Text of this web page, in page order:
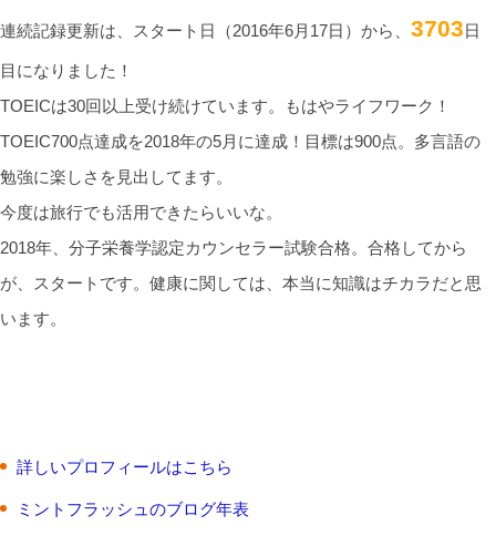
連続記録更新は、スタート日（2016年6月17日）から、 3703日
目になりました！
TOEICは30回以上受け続けています。もはやライフワーク！
TOEIC700点達成を2018年の5月に達成！目標は900点。多言語の
勉強に楽しさを見出してます。
今度は旅行でも活用できたらいいな。
2018年、分子栄養学認定カウンセラー試験合格。合格してから
が、スタートです。健康に関しては、本当に知識はチカラだと思
います。
詳しいプロフィールはこちら
ミントフラッシュのブログ年表